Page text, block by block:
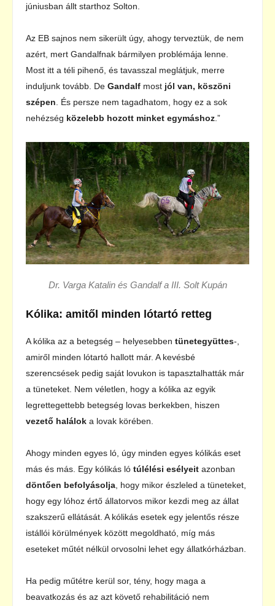
júniusban állt starthoz Solton.
Az EB sajnos nem sikerült úgy, ahogy terveztük, de nem
azért, mert Gandalfnak bármilyen problémája lenne.
Most itt a téli pihenő, és tavasszal meglátjuk, merre
induljunk tovább. De Gandalf most jól van, köszöni
szépen . És persze nem tagadhatom, hogy ez a sok
nehézség közelebb hozott minket egymáshoz .”
Dr. Varga Katalin és Gandalf a III. Solt Kupán
Kólika: amitől minden lótartó retteg
A kólika az a betegség – helyesebben tünetegyüttes-,
amiről minden lótartó hallott már. A kevésbé
szerencsések pedig saját lovukon is tapasztalhatták már
a tüneteket. Nem véletlen, hogy a kólika az egyik
legrettegettebb betegség lovas berkekben, hiszen
vezető halálok a lovak körében.
Ahogy minden egyes ló, úgy minden egyes kólikás eset
más és más. Egy kólikás ló túlélési esélyeit azonban
döntően befolyásolja, hogy mikor észleled a tüneteket,
hogy egy lóhoz értő állatorvos mikor kezdi meg az állat
szakszerű ellátását. A kólikás esetek egy jelentős része
istállói körülmények között megoldható, míg más
eseteket műtét nélkül orvosolni lehet egy állatkórházban.
Ha pedig műtétre kerül sor, tény, hogy maga a
beavatkozás és az azt követő rehabilitáció nem